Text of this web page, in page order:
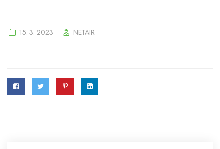
15. 3. 2023 NETAIR